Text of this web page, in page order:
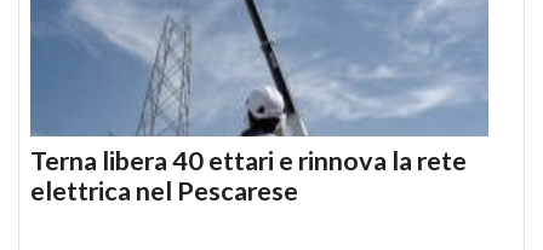
Terna libera 40 ettari e rinnova la rete
elettrica nel Pescarese